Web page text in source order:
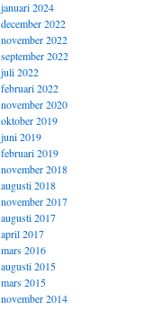
januari 2024
december 2022
november 2022
september 2022
juli 2022
februari 2022
november 2020
oktober 2019
juni 2019
februari 2019
november 2018
augusti 2018
november 2017
augusti 2017
april 2017
mars 2016
augusti 2015
mars 2015
november 2014